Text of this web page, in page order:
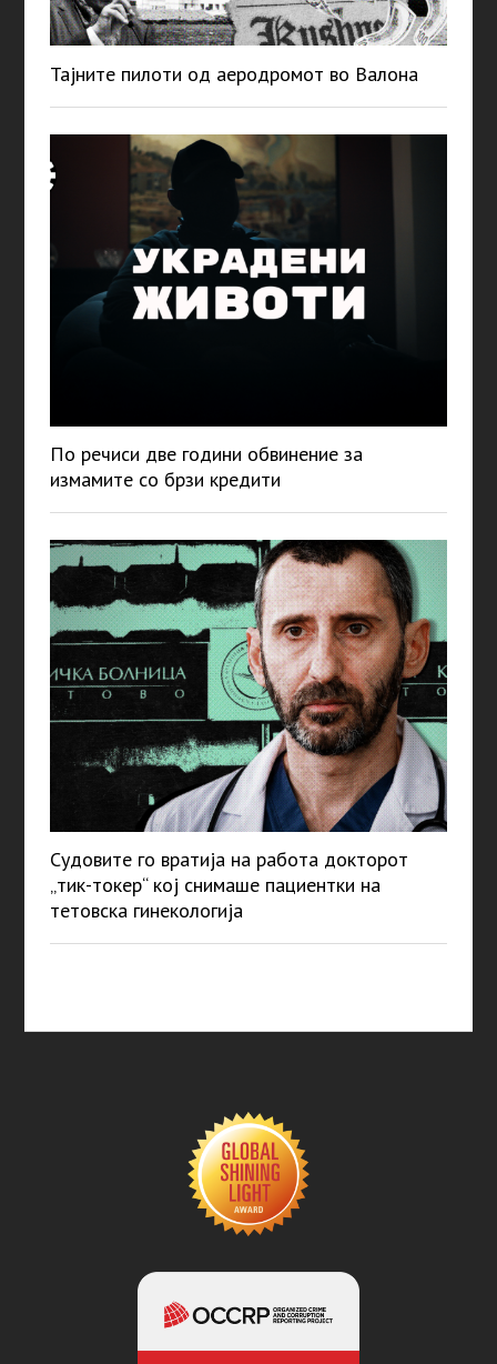
Тајните пилоти од аеродромот во Валона
По речиси две години обвинение за
измамите со брзи кредити
Судовите го вратија на работа докторот
„тик-токер“ кој снимаше пациентки на
тетовска гинекологија